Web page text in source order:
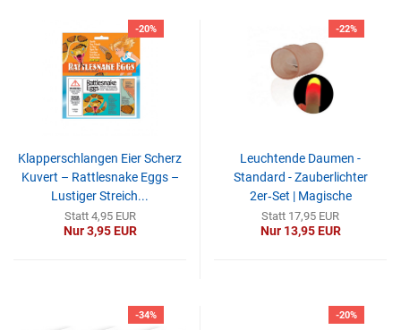
-20%
Klapperschlangen Eier Scherz
Kuvert – Rattlesnake Eggs –
Lustiger Streich...
Statt 4,95 EUR
Nur 3,95 EUR
-22%
Leuchtende Daumen -
Standard - Zauberlichter
2er‑Set | Magische
LED‑Daumenspitzen...
Statt 17,95 EUR
Nur 13,95 EUR
-34% -20%